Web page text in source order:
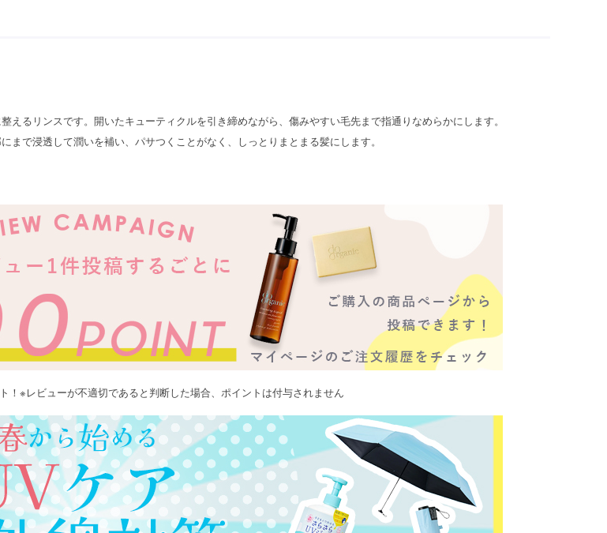
るリンスです。開いたキューティクルを引き締めながら、傷みやすい毛先まで指通りなめらかにします。
で浸透して潤いを補い、パサつくことがなく、しっとりまとまる髪にします。
！※レビューが不適切であると判断した場合、ポイントは付与されません